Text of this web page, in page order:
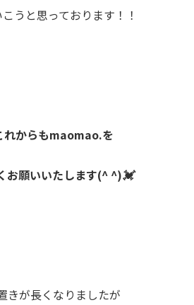
うと思っております！！
れからもmaomao.を
お願いいたします(^ ^)💓
きが長くなりましたが